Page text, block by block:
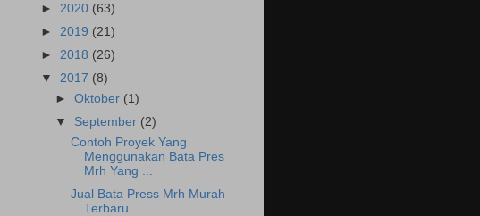
► 2020 (63)
► 2019 (21)
► 2018 (26)
▼ 2017 (8)
►Oktober (1)
▼ September (2)
Contoh Proyek Yang
Menggunakan Bata Pres
Mrh Yang ...
Jual Bata Press Mrh Murah
Terbaru